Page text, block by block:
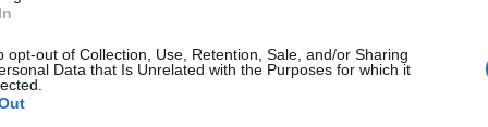
opt-out of Collection, Use, Retention, Sale, and/or Sharing
Data that Is Unrelated with the Purposes for which it
a porušení dalších
italské metropole
velkou část si pronajímají
za lehátka a slunečníky.
pláže i v dalších